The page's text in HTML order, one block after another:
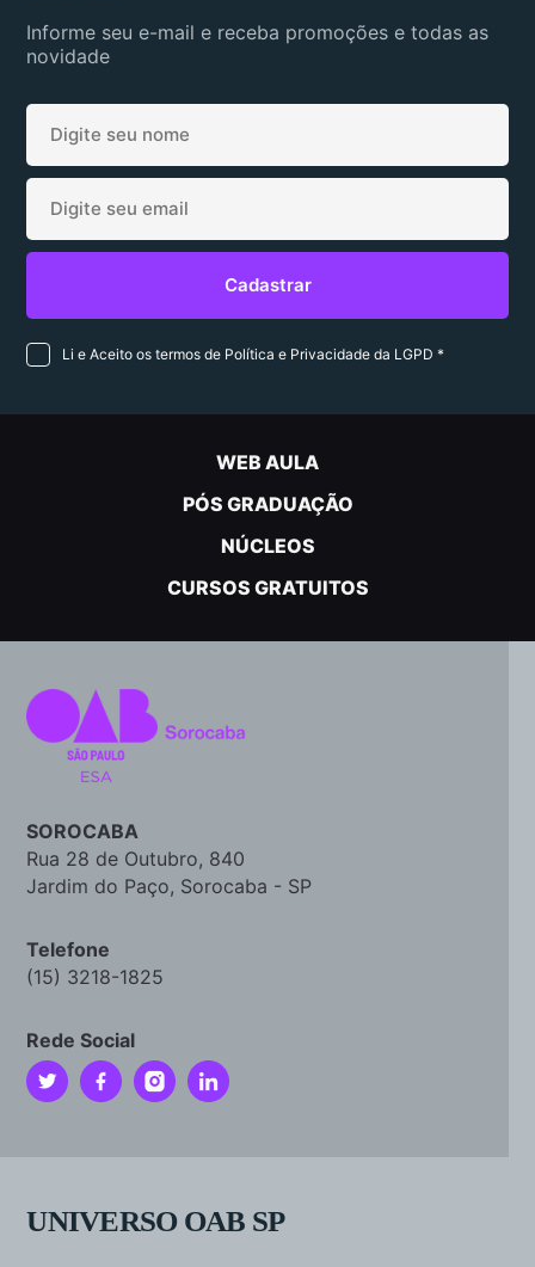
Informe seu e-mail e receba promoções e todas as
novidade
Li e Aceito os termos de Política e Privacidade da LGPD *
WEB AULA
PÓS GRADUAÇÃO
NÚCLEOS
CURSOS GRATUITOS
SOROCABA
Rua 28 de Outubro, 840
Jardim do Paço, Sorocaba - SP
Telefone
(15) 3218-1825
Rede Social
UNIVERSO OAB SP